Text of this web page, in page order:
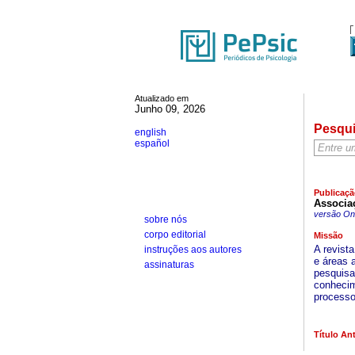
Atualizado em
Junho 09, 2026
english
español
sobre nós
corpo editorial
instruções aos autores
assinaturas
versão
Missão
A
e áreas
Título